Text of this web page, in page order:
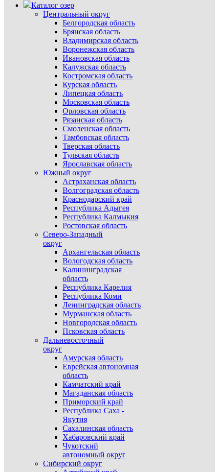
Каталог озер
Центральный округ
Белгородская область
Брянская область
Владимирская область
Воронежская область
Ивановская область
Калужская область
Костромская область
Курская область
Липецкая область
Московская область
Орловская область
Рязанская область
Смоленская область
Тамбовская область
Тверская область
Тульская область
Ярославская область
Южный округ
Астраханская область
Волгоградская область
Краснодарский край
Республика Адыгея
Республика Калмыкия
Ростовская область
Северо-Западный
округ
Архангельская область
Вологодская область
Калининградская
область
Республика Карелия
Республика Коми
Ленинградская область
Мурманская область
Новгородская область
Псковская область
Дальневосточный
округ
Амурская область
Еврейская автономная
область
Камчатский край
Магаданская область
Приморский край
Республика Саха -
Якутия
Сахалинская область
Хабаровский край
Чукотский
автономный округ
Сибирский округ